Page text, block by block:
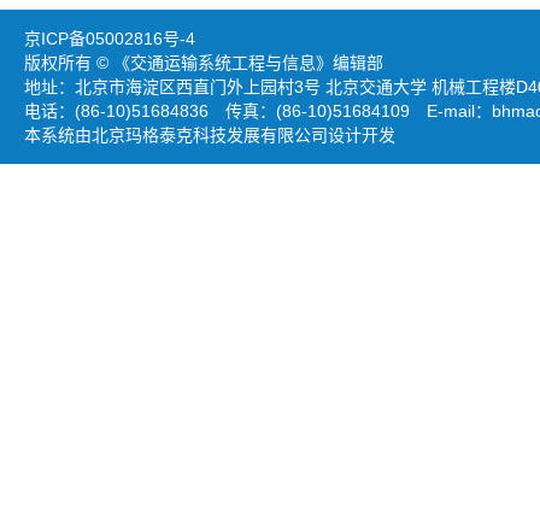
京ICP备05002816号-4
版权所有 © 《交通运输系统工程与信息》编辑部
地址：北京市海淀区西直门外上园村3号 北京交通大学 机械工程楼
电话：(86-10)51684836 传真：(86-10)51684109 E-mail：
本系统由北京玛格泰克科技发展有限公司设计开发